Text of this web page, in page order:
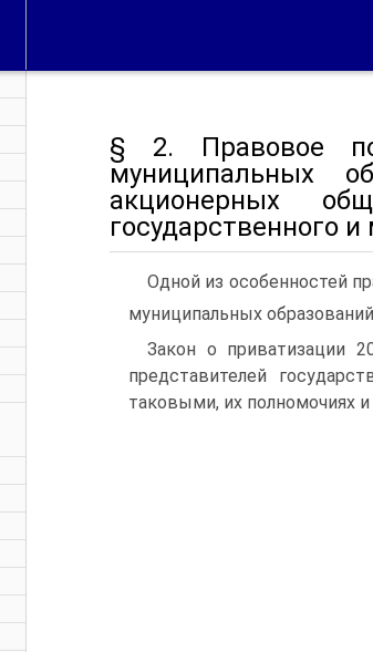
§ 2. Правовое
муниципальных
акционерных
государственного
Одной из особенностей
муниципальных
Закон о приватизации
представителей
таковыми, их полномочиях и